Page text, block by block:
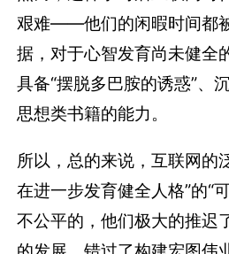
艰难——他们的闲暇时间都
据，对于心智发育尚未健全
具备“摆脱多巴胺的诱惑”、
思想类书籍的能力。
所以，总的来说，互联网的
在进一步发育健全人格”的“
不公平的，他们极大的推迟